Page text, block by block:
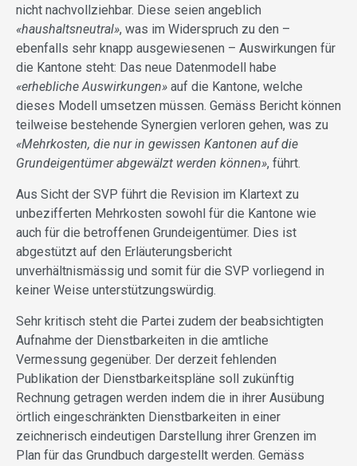
nicht nachvollziehbar. Diese seien angeblich
«haushaltsneutral», was im Widerspruch zu den –
ebenfalls sehr knapp ausgewiesenen – Auswirkungen für
die Kantone steht: Das neue Datenmodell habe
«erhebliche Auswirkungen» auf die Kantone, welche
dieses Modell umsetzen müssen. Gemäss Bericht können
teilweise bestehende Synergien verloren gehen, was zu
«Mehrkosten, die nur in gewissen Kantonen auf die
Grundeigentümer abgewälzt werden können», führt.
Aus Sicht der SVP führt die Revision im Klartext zu
unbezifferten Mehrkosten sowohl für die Kantone wie
auch für die betroffenen Grundeigentümer. Dies ist
abgestützt auf den Erläuterungsbericht
unverhältnismässig und somit für die SVP vorliegend in
keiner Weise unterstützungswürdig.
Sehr kritisch steht die Partei zudem der beabsichtigten
Aufnahme der Dienstbarkeiten in die amtliche
Vermessung gegenüber. Der derzeit fehlenden
Publikation der Dienstbarkeitspläne soll zukünftig
Rechnung getragen werden indem die in ihrer Ausübung
örtlich eingeschränkten Dienstbarkeiten in einer
zeichnerisch eindeutigen Darstellung ihrer Grenzen im
Plan für das Grundbuch dargestellt werden. Gemäss